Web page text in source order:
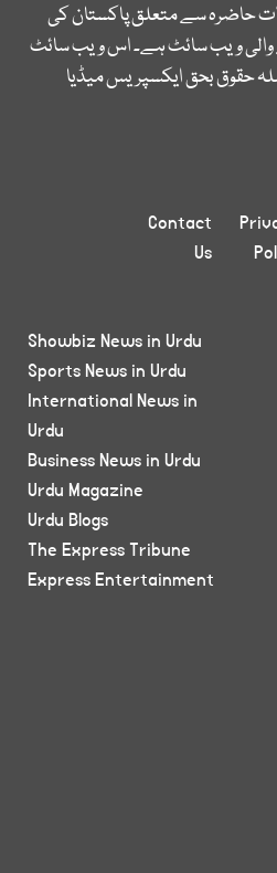
حاضرہ سے متعلق پاکستان کی
ویب سائٹ ہے۔ اس ویب سائٹ
حقوق بحق ایکسپریس میڈیا
Contact
Us
Showbiz News in Urdu
Sports News in Urdu
International News in
Urdu
Business News in Urdu
Urdu Magazine
Urdu Blogs
The Express Tribune
Express Entertainment